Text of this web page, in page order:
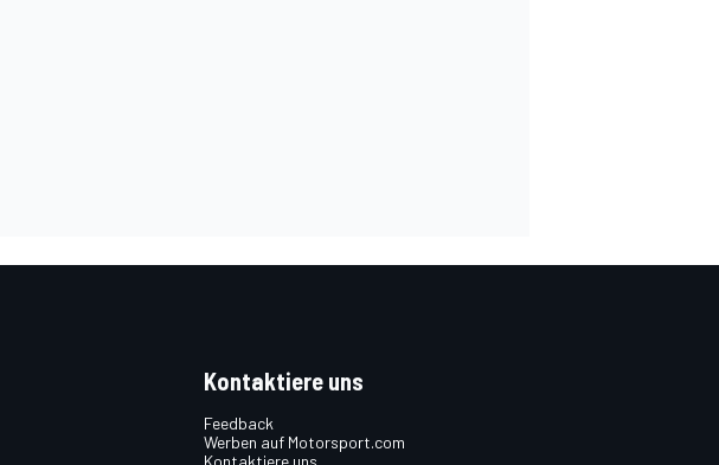
Kontaktiere uns
Feedback
Werben auf Motorsport.com
Kontaktiere uns